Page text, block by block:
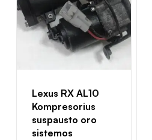
Lexus RX AL10
Kompresorius
suspausto oro
sistemos